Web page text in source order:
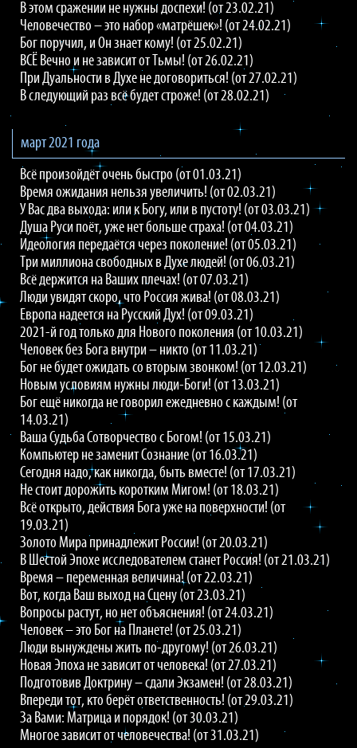
В этом сражении не нужны доспехи! (от 23.02.21)
Человечество – это набор «матрёшек»! (от 24.02.21)
Бог поручил, и Он знает кому! (от 25.02.21)
ВСЁ Вечно и не зависит от Тьмы! (от 26.02.21)
При Дуальности в Духе не договориться! (от 27.02.21)
В следующий раз всё будет строже! (от 28.02.21)
март 2021 года
Всё произойдёт очень быстро (от 01.03.21)
Время ожидания нельзя увеличить! (от 02.03.21)
У Вас два выхода: или к Богу, или в пустоту! (от 03.03.21)
Душа Руси поёт, уже нет больше страха! (от 04.03.21)
Идеология передаётся через поколение! (от 05.03.21)
Три миллиона свободных в Духе людей! (от 06.03.21)
Всё держится на Ваших плечах! (от 07.03.21)
Люди увидят скоро, что Россия жива! (от 08.03.21)
Европа надеется на Русский Дух! (от 09.03.21)
2021-й год только для Нового поколения (от 10.03.21)
Человек без Бога внутри – никто (от 11.03.21)
Бог не будет ожидать со вторым звонком! (от 12.03.21)
Новым условиям нужны люди-Боги! (от 13.03.21)
Бог ещё никогда не говорил ежедневно с каждым! (от
14.03.21)
Ваша Судьба Сотворчество с Богом! (от 15.03.21)
Компьютер не заменит Сознание (от 16.03.21)
Сегодня надо, как никогда, быть вместе! (от 17.03.21)
Не стоит дорожить коротким Мигом! (от 18.03.21)
Всё открыто, действия Бога уже на поверхности! (от
19.03.21)
Золото Мира принадлежит России! (от 20.03.21)
В Шестой Эпохе исследователем станет Россия! (от 21.03.21)
Время – переменная величина! (от 22.03.21)
Вот, когда Ваш выход на Сцену (от 23.03.21)
Вопросы растут, но нет объяснения! (от 24.03.21)
Человек – это Бог на Планете! (от 25.03.21)
Люди вынуждены жить по-другому! (от 26.03.21)
Новая Эпоха не зависит от человека! (от 27.03.21)
Подготовив Доктрину – сдали Экзамен! (от 28.03.21)
Впереди тот, кто берёт ответственность! (от 29.03.21)
За Вами: Матрица и порядок! (от 30.03.21)
Многое зависит от человечества! (от 31.03.21)